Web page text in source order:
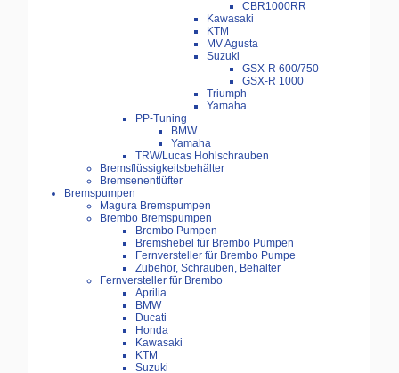
CBR1000RR
Kawasaki
KTM
MV Agusta
Suzuki
GSX-R 600/750
GSX-R 1000
Triumph
Yamaha
PP-Tuning
BMW
Yamaha
TRW/Lucas Hohlschrauben
Bremsflüssigkeitsbehälter
Bremsenentlüfter
Bremspumpen
Magura Bremspumpen
Brembo Bremspumpen
Brembo Pumpen
Bremshebel für Brembo Pumpen
Fernversteller für Brembo Pumpe
Zubehör, Schrauben, Behälter
Fernversteller für Brembo
Aprilia
BMW
Ducati
Honda
Kawasaki
KTM
Suzuki